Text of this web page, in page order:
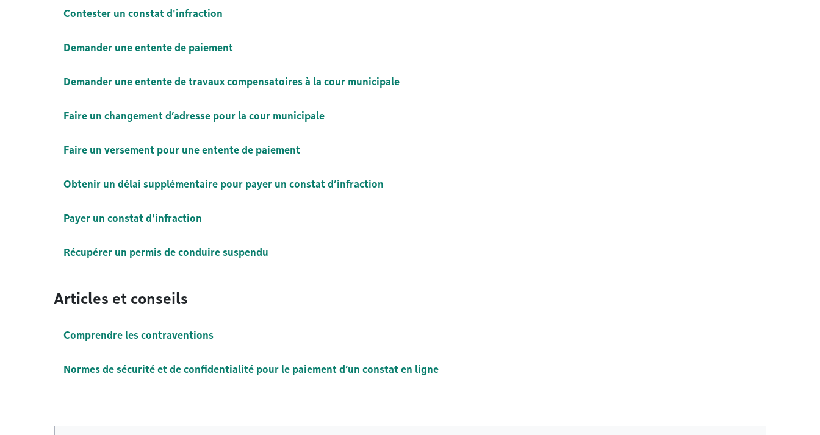
Contester un constat d'infraction
Demander une entente de paiement
Demander une entente de travaux compensatoires à la cour municipale
Faire un changement d’adresse pour la cour municipale
Faire un versement pour une entente de paiement
Obtenir un délai supplémentaire pour payer un constat d’infraction
Payer un constat d'infraction
Récupérer un permis de conduire suspendu
Articles et conseils
Comprendre les contraventions
Normes de sécurité et de confidentialité pour le paiement d’un constat en ligne